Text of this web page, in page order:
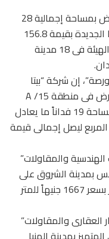
فازت 3 شركات تطوير عقارى بـ3 قطع أرض بمساحة إجمالية 28
فداناً فى مدن 6 أكتوبر والشروق والمنيا الجديدة بقيمة 156.8
مليون جنيه ضمن المزايدة التى طرحتها الهيئة فى 18 مدينة
إن شركة “بيتا
فازت بقطعة أرض فى منطقة 15/ A
بحى حدائق أكتوبر فى مدينة 6 أكتوبر بمساحة 19 فداناً ما يعادل
المربع ليصل إجمالى قيمة
والمقاولات”
13 بالحى الخامس بمدينة الشروق على
مساحة 7 أفدنة ما يعادل 29.4 ألف متر بسعر 1667 جنيهاً للمتر
العقارى والمقاولات”